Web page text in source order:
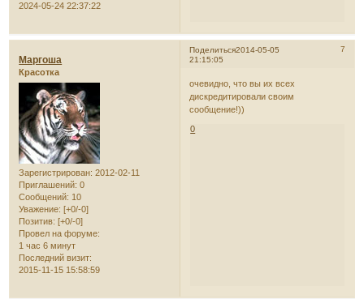
2024-05-24 22:37:22
Поделиться 7
2014-05-05
21:15:05
Маргоша
Красотка
Зарегистрирован: 2012-02-11
Приглашений: 0
Сообщений: 10
Уважение: [+0/-0]
Позитив: [+0/-0]
Провел на форуме:
1 час 6 минут
Последний визит:
2015-11-15 15:58:59
очевидно, что вы их всех
дискредитировали своим
сообщение!))
0